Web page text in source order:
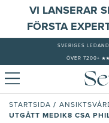
VI LANSERAR
FÖRSTA
SVERIGES
ÖVER 7200+
STARTSIDA /
UTGÅTT MEDIK8 CSA